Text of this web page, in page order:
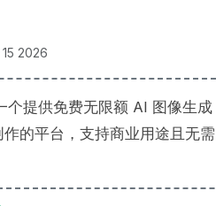
2026
个提供免费无限额 AI 图像生成
的平台，支持商业用途且无需